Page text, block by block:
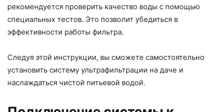
рекомендуется проверить качество воды с помощью
специальных тестов. Это позволит убедиться в
эффективности работы фильтра.
Следуя этой инструкции, вы сможете самостоятельно
установить систему ультрафильтрации на даче и
наслаждаться чистой питьевой водой.